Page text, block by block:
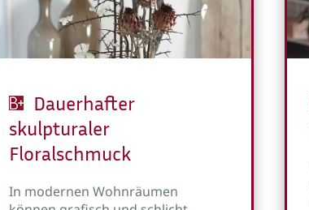
Dauerhafter
skulpturaler
Floralschmuck
In modernen Wohnräumen